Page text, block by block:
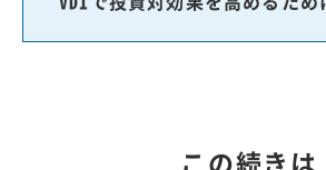
この続きは